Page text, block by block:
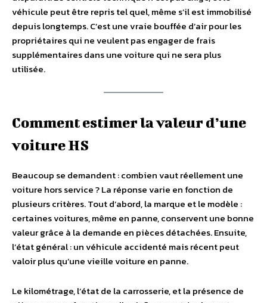
véhicule peut être repris tel quel, même s’il est immobilisé
depuis longtemps. C’est une vraie bouffée d’air pour les
propriétaires qui ne veulent pas engager de frais
supplémentaires dans une voiture qui ne sera plus
utilisée.
Comment estimer la valeur d’une
voiture HS
Beaucoup se demandent : combien vaut réellement une
voiture hors service ? La réponse varie en fonction de
plusieurs critères. Tout d’abord, la marque et le modèle :
certaines voitures, même en panne, conservent une bonne
valeur grâce à la demande en pièces détachées. Ensuite,
l’état général : un véhicule accidenté mais récent peut
valoir plus qu’une vieille voiture en panne.
Le kilométrage, l’état de la carrosserie, et la présence de